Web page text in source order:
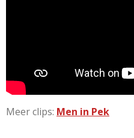
Meer clips: Men in Pek